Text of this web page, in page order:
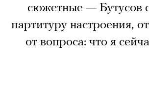
сюжетные — Бутусов
партитуру настроения,
от вопроса: что я